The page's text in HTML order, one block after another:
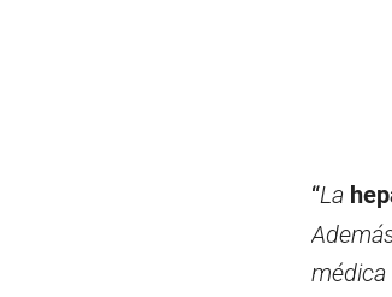
“La
médica